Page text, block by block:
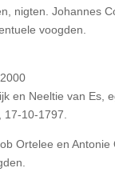
nigten. Johannes
voogden.
en Neeltie van Es,
10-1797.
Ortelee en Antonie